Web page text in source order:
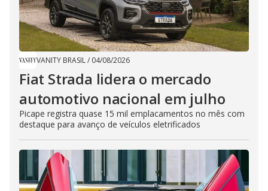
VANITY BRASIL/ 04/08/2026
Fiat Strada lidera o mercado
automotivo nacional em julho
Picape registra quase 15 mil emplacamentos no mês com
destaque para avanço de veículos eletrificados